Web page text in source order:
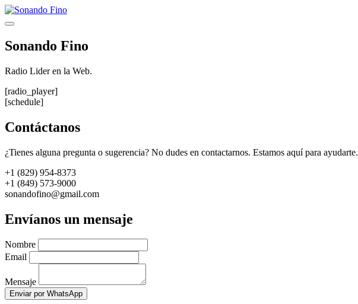
Saltar
al
Menú
Sonando Fino
Radio Lider en la Web.
[radio_player]
[schedule]
Contáctanos
¿Tienes alguna pregunta o sugerencia? No dudes en contactarnos. Estamos aquí para ayudarte.
+1 (829) 954-8373
+1 (849) 573-9000
sonandofino@gmail.com
Envíanos un mensaje
Nombre
Email
Mensaje
Enviar por WhatsApp